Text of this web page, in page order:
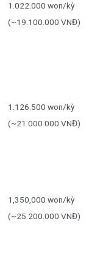
1.022.000 won/kỳ
(~19.100.000 VNĐ)
1.126.500 won/kỳ
(~21.000.000 VNĐ)
1,350,000 won/kỳ
(~25.200.000 VNĐ)